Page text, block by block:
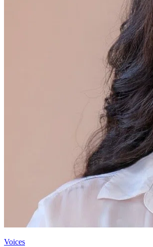
Voices